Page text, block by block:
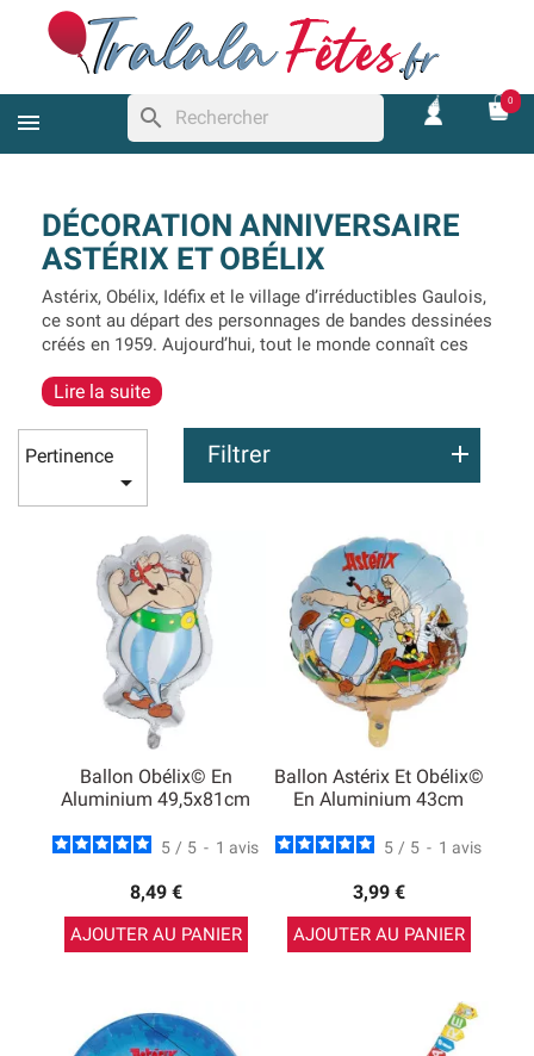
search
0
DÉCORATION ANNIVERSAIRE
ASTÉRIX ET OBÉLIX
Astérix, Obélix, Idéfix et le village d’irréductibles Gaulois,
ce sont au départ des personnages de bandes dessinées
créés en 1959. Aujourd’hui, tout le monde connaît ces
anciens, les BD, dessins animés et films sont devenus
Dans cette rubrique, nous proposons une gamme de
décorations d’anniversaire sur le thème d’Astérix et
Obélixtrès complète sous licence officielle. Vaisselle
jetable, accessoires décoratifs à mettre sur la table et
décorations de salle, il ne manque rien. Pour faire une
petite surprise, nous avons même les déguisements
d’Astérix, d’Obélix et d’Idéfix. Cela peut être une bonne
idée pour faire un cadeau d’anniversaire à un fan et cela
sera à 100% dans le thème de lafête d’anniversaire
Astérix et Obélix.
Lire la suite
Pertinence

Filtrer
Ballon Obélix© En
Aluminium 49,5x81cm
5 / 5 - 1 avis
8,49 €
AJOUTER AU PANIER
Ballon Astérix Et Obélix©
En Aluminium 43cm
5 / 5 - 1 avis
3,99 €
AJOUTER AU PANIER